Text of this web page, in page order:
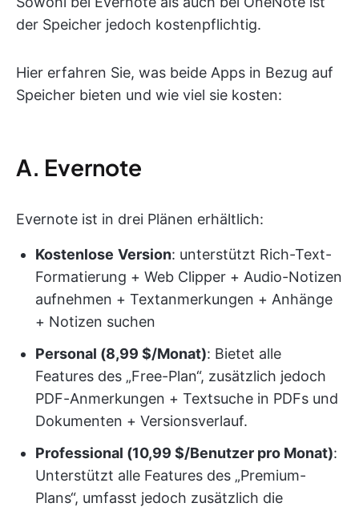
der Speicher jedoch kostenpflichtig.
Hier erfahren Sie, was beide Apps in Bezug auf
Speicher bieten und wie viel sie kosten:
A. Evernote
Evernote ist in drei Plänen erhältlich:
Kostenlose Version: unterstützt Rich-Text-
Formatierung + Web Clipper + Audio-Notizen
aufnehmen + Textanmerkungen + Anhänge
+ Notizen suchen
Personal (8,99 $/Monat): Bietet alle
Features des „Free-Plan“, zusätzlich jedoch
PDF-Anmerkungen + Textsuche in PDFs und
Dokumenten + Versionsverlauf.
Professional (10,99 $/Benutzer pro Monat):
Unterstützt alle Features des „Premium-
Plans“, umfasst jedoch zusätzlich die